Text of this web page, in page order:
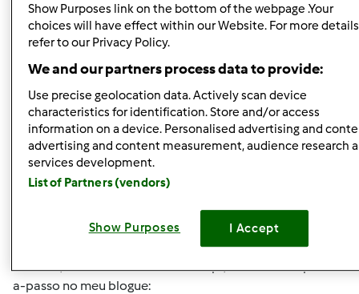
Topo
Iniciar sessãoou registe-se aquipara escrever
comentários
Gasparzinha Membro desde : 19.10.2009
Sucosta, vais dobrando em envelopr, eu tenho um passo-
a-passo no meu blogue:
Show Purposes link on the bottom of the webpage .Your
choices will have effect within our Website. For more
refer to our Privacy Policy.
We and our partners process data to provide:
Use precise geolocation data. Actively scan device
characteristics for identification. Store and/or access
information on a device. Personalised advertising and
advertising and content measurement, audience research
services development.
List of Partners (vendors)
Show Purposes I Accept